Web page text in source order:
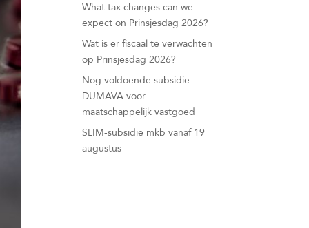
What tax changes can we
expect on Prinsjesdag 2026?
Wat is er fiscaal te verwachten
op Prinsjesdag 2026?
Nog voldoende subsidie
DUMAVA voor
maatschappelijk vastgoed
SLIM-subsidie mkb vanaf 19
augustus